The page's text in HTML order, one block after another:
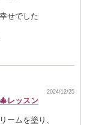
せでした
2024/12/25
レッスン
ームを塗り、